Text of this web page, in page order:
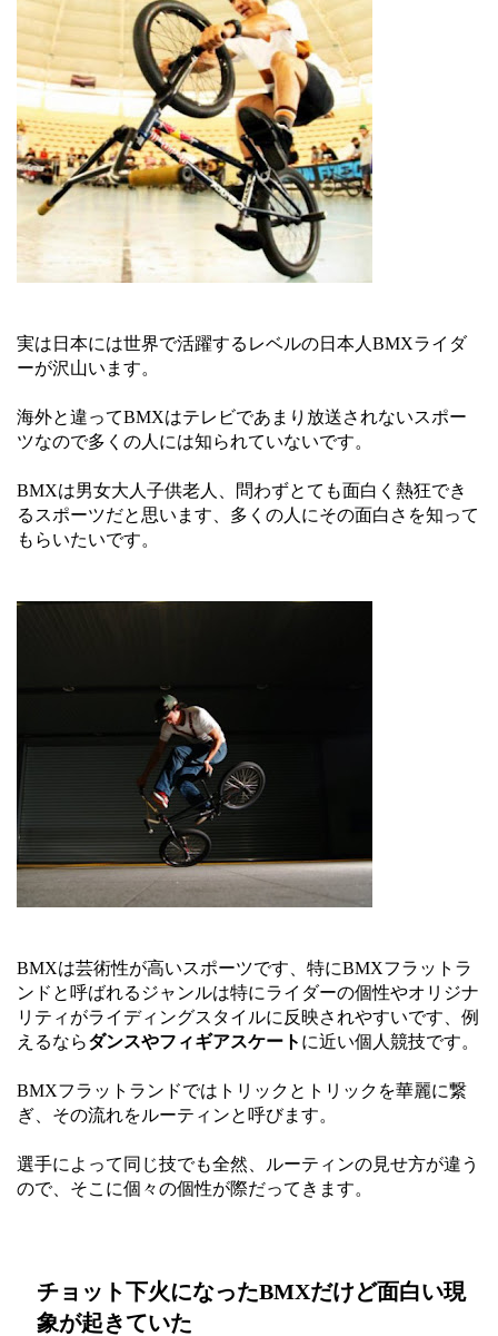
実は日本には世界で活躍するレベルの日本人BMXライダ
ーが沢山います。
海外と違ってBMXはテレビであまり放送されないスポー
ツなので多くの人には知られていないです。
BMXは男女大人子供老人、問わずとても面白く熱狂でき
るスポーツだと思います、多くの人にその面白さを知って
もらいたいです。
BMXは芸術性が高いスポーツです、特にBMXフラットラ
ンドと呼ばれるジャンルは特にライダーの個性やオリジナ
リティがライディングスタイルに反映されやすいです、例
えるならダンスやフィギアスケート に近い個人競技です。
BMXフラットランドではトリックとトリックを華麗に繋
ぎ、その流れをルーティンと呼びます。
選手によって同じ技でも全然、ルーティンの見せ方が違う
ので、そこに個々の個性が際だってきます。
チョット下火になったBMXだけど面白い現
象が起きていた